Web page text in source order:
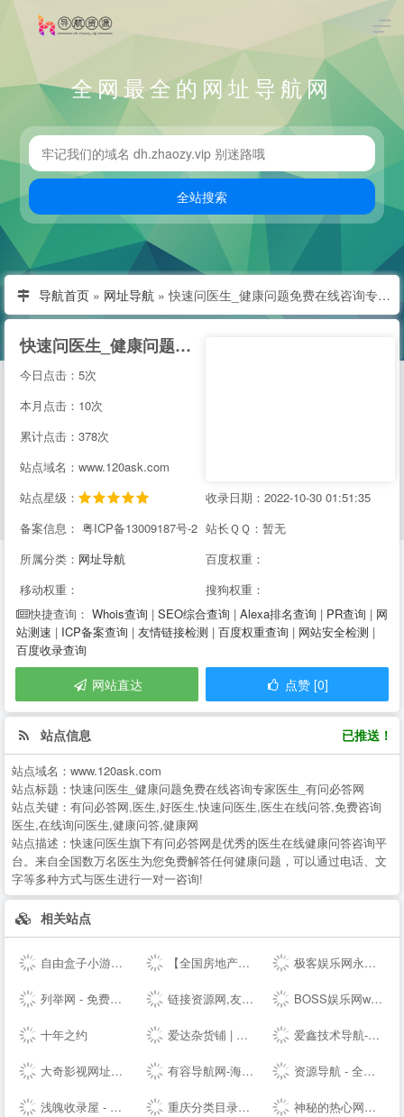
全网最全的网址导航网
导航首页 » 网址导航 » 快速问医生_健康问题免费在线咨询专家医生_有问必答网
快速问医生_健康问题免费在线咨询专家医生_有问必答网
今日点击：5次
本月点击：10次
累计点击：378次
站点域名：www.120ask.com
站点星级：
收录日期：2022-10-30 01:51:35
备案信息： 粤ICP备13009187号-2 站长ＱＱ：暂无
所属分类： 网址导航
百度权重：
移动权重：
搜狗权重：
快捷查询： Whois查询 | SEO综合查询 | Alexa排名查询 | PR查询 | 网
站测速 | ICP备案查询 | 友情链接检测 | 百度权重查询 | 网站安全检测 |
百度收录查询
网站直达 点赞 [0]
站点信息 已推送！
站点域名： www.120ask.com
站点标题： 快速问医生_健康问题免费在线咨询专家医生_有问必答网
站点关键： 有问必答网,医生,好医生,快速问医生,医生在线问答,免费咨询
医生,在线询问医生,健康问答,健康网
站点描述： 快速问医生旗下有问必答网是优秀的医生在线健康问答咨询平
台。来自全国数万名医生为您免费解答任何健康问题，可以通过电话、文
字等多种方式与医生进行一对一咨询!
相关站点
自由盒子小游戏平台 【全国房地产门户|房地产网】-实播看房抢优惠-全国房天下 极客娱乐网永久发布页
列举网 - 免费分类信息发布平台 链接资源网,友情链接平台，免费链接，网址收录 BOSS娱乐网www.rs669.com _ 免费，资源，教程，软件，技术，货源，活动，游戏
十年之约 爱达杂货铺 | 收集那些有用的东西|爱达导航 爱鑫技术导航-精选QQ技术资源网址导航，学技术,找资源,从这里开始
大奇影视网址导航-提供高清电影,热播电视剧,免费小说专业影视导航,自动秒收录！ 有容导航网-海纳百川，有容乃大 资源导航 - 全网资源免费下载及技术导航收录分享平台
浅魄收录屋 - 全网站点的精致导航目录系统 重庆分类目录网_免费收录网站提交 神秘的热心网友 - 收集免费实用有趣的东西，做最好的资源导航